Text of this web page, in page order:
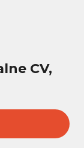
CV,